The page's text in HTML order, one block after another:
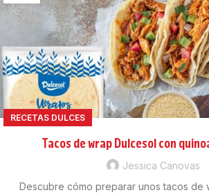
RECETAS DULCES
Tacos de wrap Dulcesol con
Jessica Canovas
Descubre cómo preparar unos tacos de